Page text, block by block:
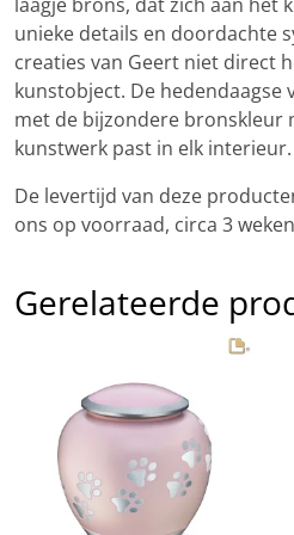
unieke details en doordachte
creaties van Geert niet direct
kunstobject. De
met de bijzondere bronskleur
kunstwerk past in elk interieur.
De levertijd van deze
ons op voorraad, circa 3
Gerelateerde